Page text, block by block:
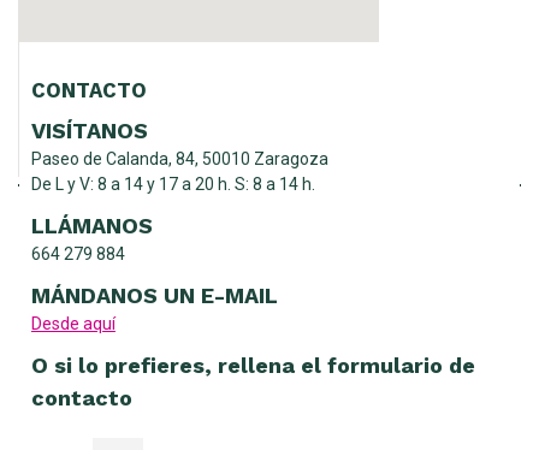
CONTACTO
VISÍTANOS
Paseo de Calanda, 84, 50010 Zaragoza
De L y V: 8 a 14 y 17 a 20 h. S: 8 a 14 h.
LLÁMANOS
664 279 884
MÁNDANOS UN E-MAIL
Desde aquí
O si lo prefieres, rellena el formulario de
contacto